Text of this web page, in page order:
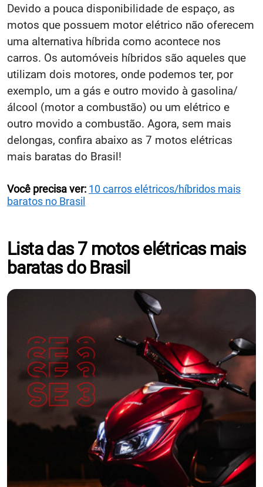
Devido a pouca disponibilidade de espaço, as
motos que possuem motor elétrico não oferecem
uma alternativa híbrida como acontece nos
carros. Os automóveis híbridos são aqueles que
utilizam dois motores, onde podemos ter, por
exemplo, um a gás e outro movido à gasolina/
álcool (motor a combustão) ou um elétrico e
outro movido a combustão. Agora, sem mais
delongas, confira abaixo as 7 motos elétricas
mais baratas do Brasil!
Você precisa ver: 10 carros elétricos/híbridos mais
baratos no Brasil
Lista das 7 motos elétricas mais
baratas do Brasil